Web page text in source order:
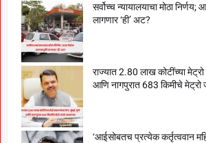
सर्वोच्च न्यायालयाचा मोठा निर्णय;
लागणार ‘ही’ अट?
राज्यात 2.80 लाख कोटींच्या
आणि नागपुरात 683 किमीचे मेट्रो
‘आईसोबतच प्रत्येक कर्तृत्ववान